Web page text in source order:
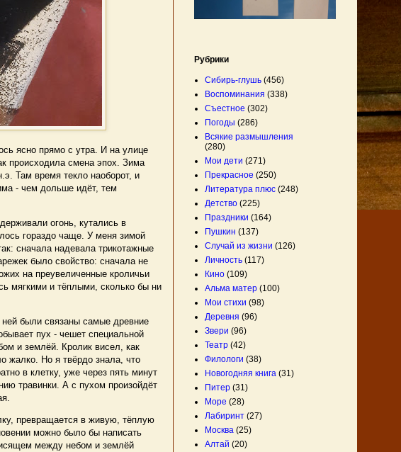
ясно прямо с утра. И на улице
происходила смена эпох. Зима
Там время текло наоборот, и
- чем дольше идёт, тем
огонь, кутались в
гораздо чаще. У меня зимой
сначала надевала трикотажные
было свойство: сначала не
на преувеличенные кроличьи
мягкими и тёплыми, сколько бы ни
были связаны самые древние
пух - чешет специальной
и землёй. Кролик висел, как
жалко. Но я твёрдо знала, что
в клетку, уже через пять минут
травинки. А с пухом произойдёт
превращается в живую, тёплую
можно было бы написать
между небом и землёй
Рубрики
Сибирь-глушь (456)
Воспоминания (338)
Съестное (302)
Погоды (286)
Всякие размышления
(280)
Мои дети (271)
Прекрасное (250)
Литература плюс (248)
Детство (225)
Праздники (164)
Пушкин (137)
Случай из жизни (126)
Личность (117)
Кино (109)
Альма матер (100)
Мои стихи (98)
Деревня (96)
Звери (96)
Театр (42)
Филологи (38)
Новогодняя книга (31)
Питер (31)
Море (28)
Лабиринт (27)
Москва (25)
Алтай (20)